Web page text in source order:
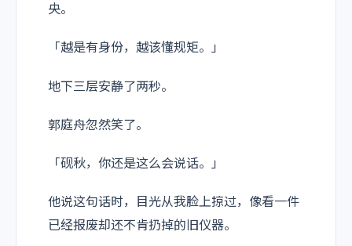
央。
「越是有身份，越该懂规矩。」
地下三层安静了两秒。
郭庭舟忽然笑了。
「砚秋，你还是这么会说话。」
他说这句话时，目光从我脸上掠过，像看一件
已经报废却还不肯扔掉的旧仪器。